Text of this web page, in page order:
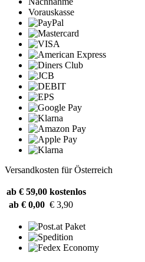
Vorauskasse
Versandkosten für Österreich
ab € 59,00 kostenlos
ab € 0,00 € 3,90